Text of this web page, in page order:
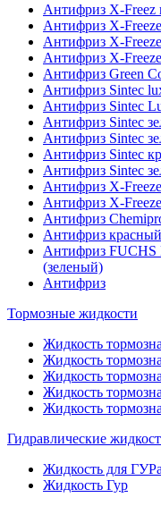
Антифриз X-Freez
Антифриз X-
Антифриз X-
Антифриз X-
Антифриз Green
Антифриз Sintec
Антифриз Sintec
Антифриз Sintec
Антифриз Sintec
Антифриз Sintec
Антифриз Sintec
Антифриз X-
Антифриз X-
Антифриз
Антифриз
Антифриз
(зеленый)
Антифриз
Тормозные жидкости
Жидкость
Жидкость
Жидкость
Жидкость
Жидкость
Гидравлические
Жидкость для
Жидкость Гур